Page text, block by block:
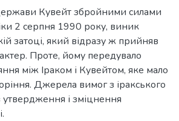
Кувейт збройними силами
2 серпня 1990 року, виник
затоці, який відразу ж прийняв
Проте, йому передувало
між Іраком і Кувейтом, яке мало
Джерела вимог з іракського
утвердження і зміцнення